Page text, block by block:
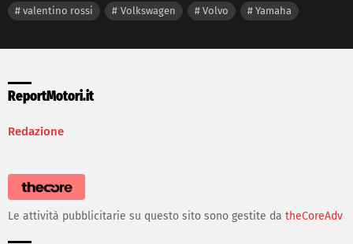
valentino rossi
Volkswagen Volvo Yamaha
ReportMotori.it
Redazione
Le attività pubblicitarie su questo sito sono gestite da theCoreAdv